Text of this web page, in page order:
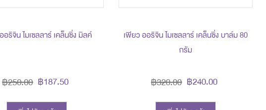
อริจิน ไมเซลลาร์ เคล็นซิ่ง มิลค์
฿187.50
฿250.00
เพียว ออริจิน ไมเซลลาร์ เคล็นซิ่ง บาล์ม 80
กรัม
฿240.00
฿320.00